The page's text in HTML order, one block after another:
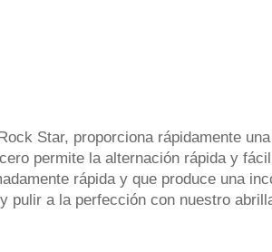
Star, proporciona rápidamente
permite la alternación rápida y
rápida y que produce una
pulir a la perfección con nuestro